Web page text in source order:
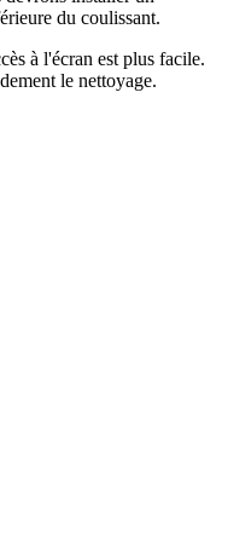
du coulissant.
à l'écran est plus facile.
le nettoyage.